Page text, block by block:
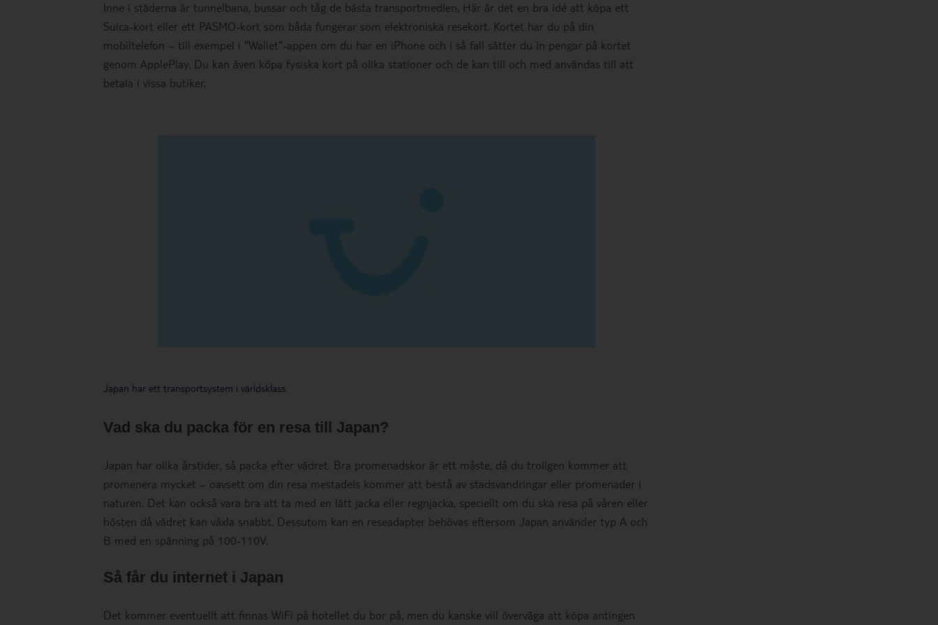
Inne i städerna är tunnelbana, bussar och tåg de bästa transportmedlen. Här är det en bra idé att köpa ett
Suica-kort eller ett PASMO-kort som båda fungerar som elektroniska resekort. Kortet har du på din
mobiltelefon – till exempel i "Wallet"-appen om du har en iPhone och i så fall sätter du in pengar på kortet
genom ApplePlay. Du kan även köpa fysiska kort på olika stationer och de kan till och med användas till att
betala i vissa butiker.
Japan har ett transportsystem i världsklass.
Vad ska du packa för en resa till Japan?
Japan har olika årstider, så packa efter vädret. Bra promenadskor är ett måste, då du troligen kommer att
promenera mycket – oavsett om din resa mestadels kommer att bestå av stadsvandringar eller promenader i
naturen. Det kan också vara bra att ta med en lätt jacka eller regnjacka, speciellt om du ska resa på våren eller
hösten då vädret kan växla snabbt. Dessutom kan en reseadapter behövas eftersom Japan använder typ A och
B med en spänning på 100-110V.
Så får du internet i Japan
Det kommer eventuellt att finnas WiFi på hotellet du bor på, men du kanske vill överväga att köpa antingen